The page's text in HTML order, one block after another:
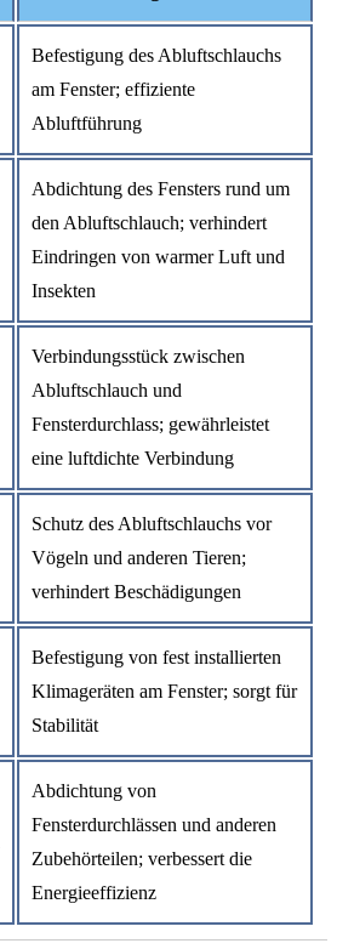
Befestigung des Abluftschlauchs
am Fenster; effiziente
Abluftführung
Abdichtung des Fensters rund um
den Abluftschlauch; verhindert
Eindringen von warmer Luft und
Insekten
Verbindungsstück zwischen
Abluftschlauch und
Fensterdurchlass; gewährleistet
eine luftdichte Verbindung
Schutz des Abluftschlauchs vor
Vögeln und anderen Tieren;
verhindert Beschädigungen
Befestigung von fest installierten
Klimageräten am Fenster; sorgt für
Stabilität
Abdichtung von
Fensterdurchlässen und anderen
Zubehörteilen; verbessert die
Energieeffizienz